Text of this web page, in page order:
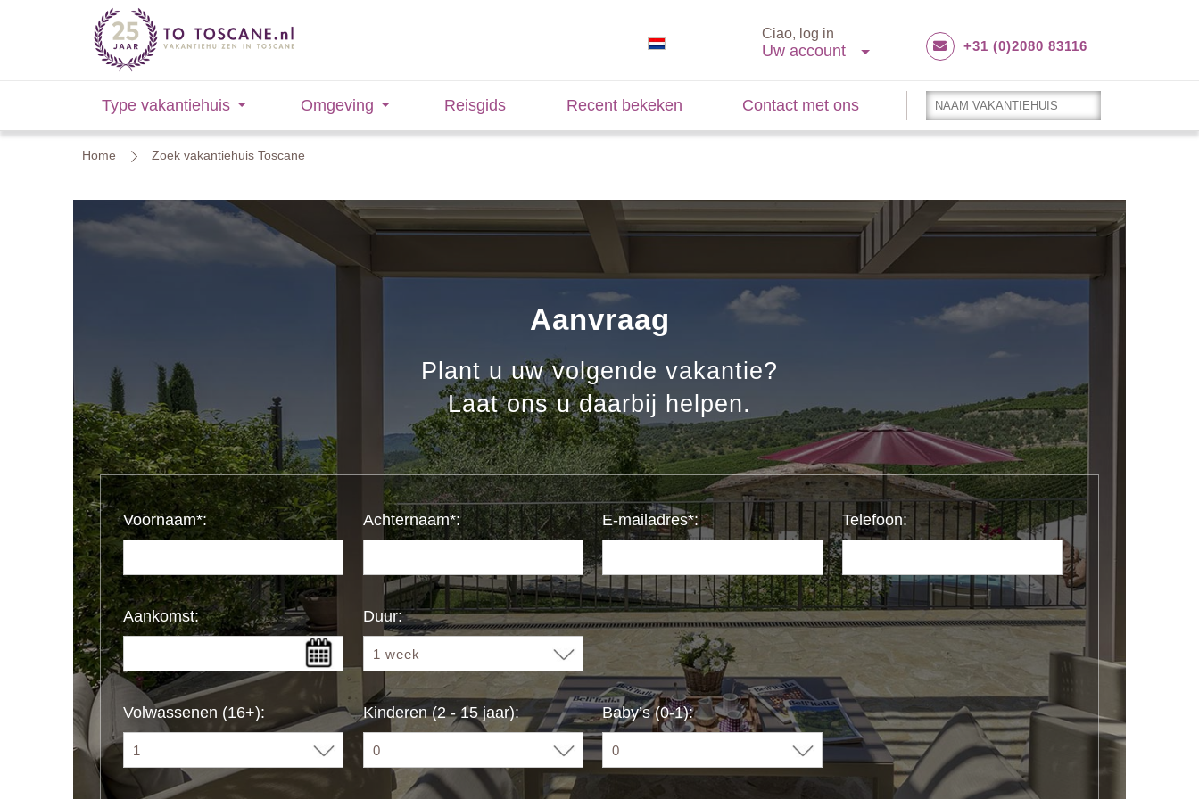
Ciao, log in
Uw account +31 (0)2080 83116
Type vakantiehuis Omgeving Reisgids Recent bekeken Contact met ons
Home Zoek vakantiehuis Toscane
Aanvraag
Plant u uw volgende vakantie?
Laat ons u daarbij helpen.
Voornaam*: Achternaam*: E-mailadres*: Telefoon:
Aankomst: Duur:
Volwassenen (16+): Kinderen (2 - 15 jaar): Baby’s (0-1):